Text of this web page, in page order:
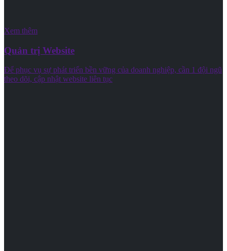
Xem thêm
Quản trị Website
Để phục vụ sự phát triển bền vững của doanh nghiệp, cần 1 đội ngũ
theo dõi, cập nhật website liên tục